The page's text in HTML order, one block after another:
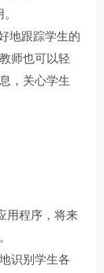
地跟踪学生的
师也可以轻
，关心学生
用程序，将来
识别学生各